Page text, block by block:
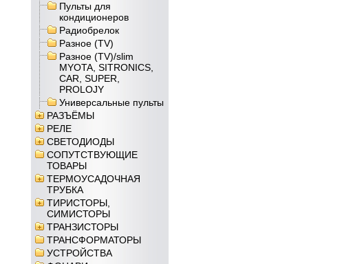
Пульты для
кондиционеров
Радиобрелок
Разное (TV)
Разное (TV)/slim
MYOTA, SITRONICS,
CAR, SUPER,
PROLOJY
Универсальные пульты
РАЗЪЁМЫ
РЕЛЕ
СВЕТОДИОДЫ
СОПУТСТВУЮЩИЕ
ТОВАРЫ
ТЕРМОУСАДОЧНАЯ
ТРУБКА
ТИРИСТОРЫ,
СИМИСТОРЫ
ТРАНЗИСТОРЫ
ТРАНСФОРМАТОРЫ
УСТРОЙСТВА